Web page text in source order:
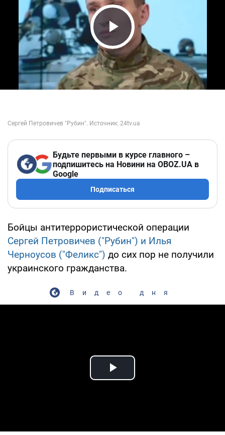
Play Video
Будьте первыми в курсе главного –
подпишитесь на Новини на OBOZ.UA в
Google
Подписаться
Бойцы антитеррористической операции
Сергей Петровичев ("Рубин") и Илья
Черноусов ("Феликс") до сих пор не получили
украинского гражданства.
Видео дня
Play Video